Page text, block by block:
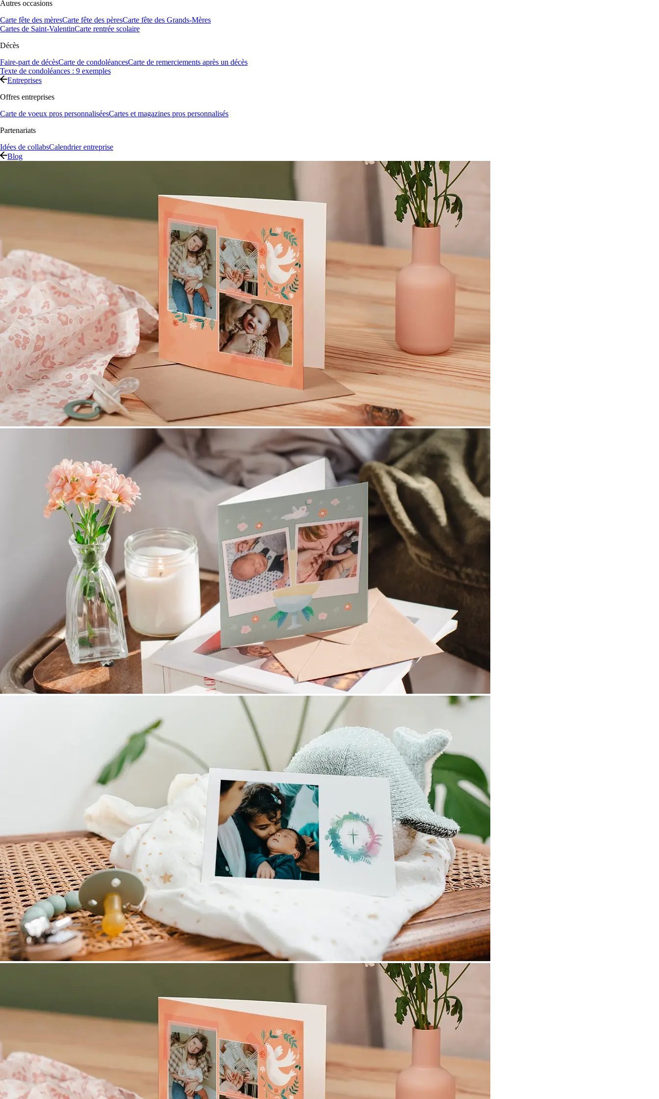
Autres occasions
Carte fête des mèresCarte fête des pèresCarte fête des Grands-Mères
Cartes de Saint-ValentinCarte rentrée scolaire
Décès
Faire-part de décèsCarte de condoléancesCarte de remerciements après un décès
Texte de condoléances : 9 exemples
Entreprises
Offres entreprises
Carte de voeux pros personnaliséesCartes et magazines pros personnalisés
Partenariats
Idées de collabsCalendrier entreprise
Blog